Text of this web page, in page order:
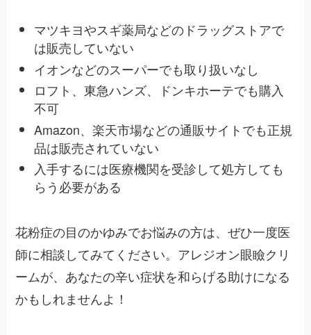
マツキヨやスギ薬局などのドラッグストアで
は販売していない
イオンなどのスーパーでも取り扱いなし
ロフト、東急ハンズ、ドンキホーテでも購入
不可
Amazon、楽天市場などの通販サイトでも正規
品は販売されていない
入手するには医療機関を受診して処方しても
らう必要がある
花粉症の目のかゆみでお悩みの方は、ぜひ一度医
師に相談してみてください。アレジオン眼瞼クリ
ームが、あなたの辛い症状を和らげる助けになる
かもしれませんよ！